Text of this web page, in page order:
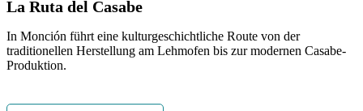
La Ruta del Casabe
In Monción führt eine kulturgeschichtliche Route von der
traditionellen Herstellung am Lehmofen bis zur modernen Casabe-
Produktion.